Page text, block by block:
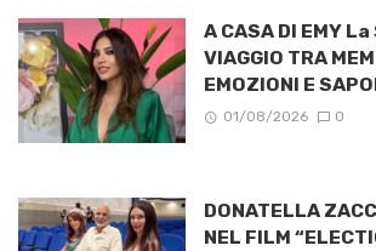
A CASA DI EMY
VIAGGIO TRA
EMOZIONI E
01/08/2026 0
DONATELLA
NEL FILM